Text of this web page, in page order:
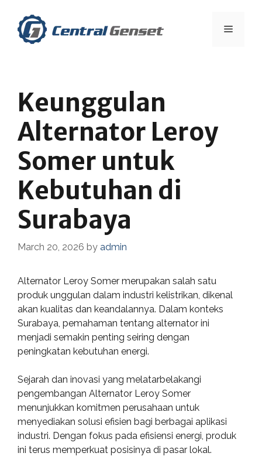
content
Menu
Keunggulan
Alternator Leroy
Somer untuk
Kebutuhan di
Surabaya
March 20, 2026 by admin
Alternator Leroy Somer merupakan salah satu
produk unggulan dalam industri kelistrikan, dikenal
akan kualitas dan keandalannya. Dalam konteks
Surabaya, pemahaman tentang alternator ini
menjadi semakin penting seiring dengan
peningkatan kebutuhan energi.
Sejarah dan inovasi yang melatarbelakangi
pengembangan Alternator Leroy Somer
menunjukkan komitmen perusahaan untuk
menyediakan solusi efisien bagi berbagai aplikasi
industri. Dengan fokus pada efisiensi energi, produk
ini terus memperkuat posisinya di pasar lokal.